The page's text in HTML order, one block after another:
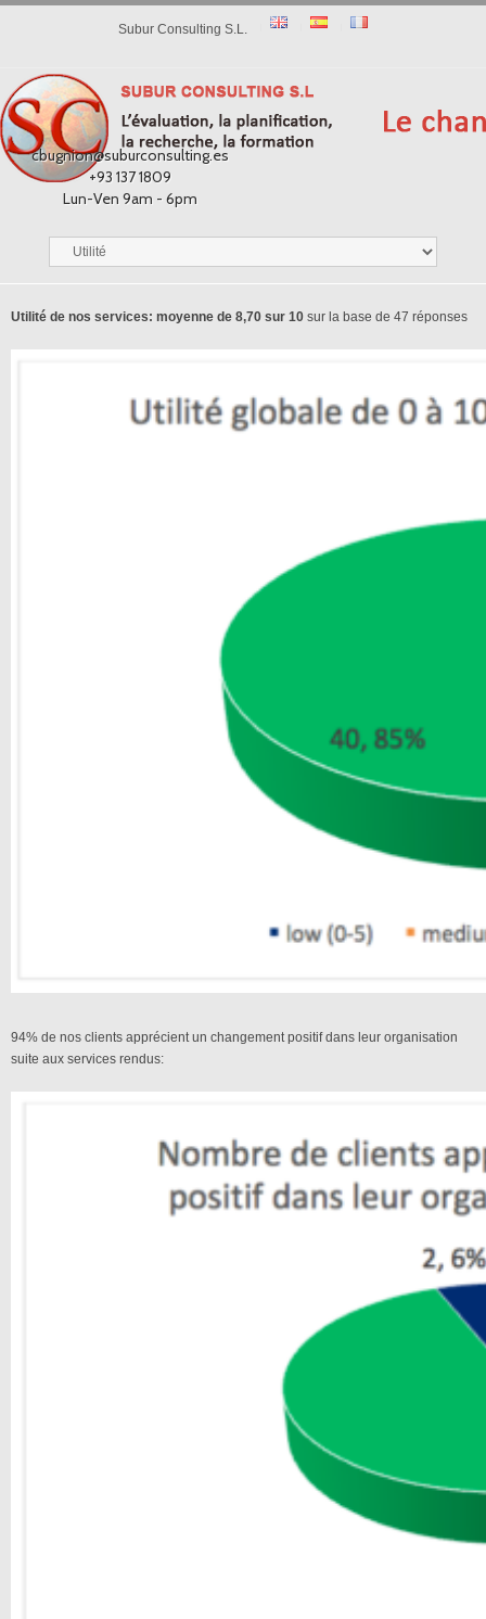
Subur Consulting S.L.
cbugnion@suburconsulting.es
+93 137 1809
Lun-Ven 9am - 6pm
Utilité de nos services: moyenne de 8,70 sur 10 sur la base de 47 réponses
94% de nos clients apprécient un changement positif dans leur organisation
suite aux services rendus: